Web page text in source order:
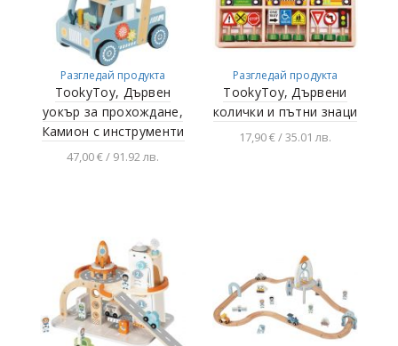
Разгледай продукта
TookyToy, Дървен
уокър за прохождане,
Камион с инструменти
47,00 € / 91.92 лв.
Разгледай продукта
TookyToy, Дървени
колички и пътни знаци
17,90 € / 35.01 лв.